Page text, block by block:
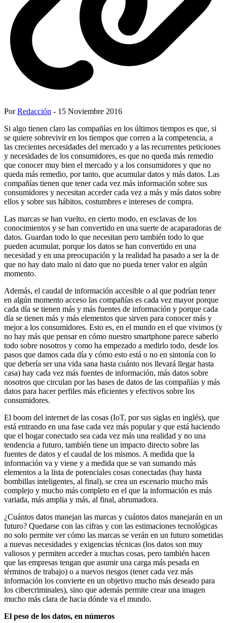
PorRedacción - 15 Noviembre 2016
Si algo tienen claro las compañías en los últimos tiempos es que, si
se quiere sobrevivir en los tiempos que corren a la competencia, a
las crecientes necesidades del mercado y a las recurrentes peticiones
y necesidades de los consumidores, es que no queda más remedio
que conocer muy bien el mercado y a los consumidores y que no
queda más remedio, por tanto, que acumular datos y más datos. Las
compañías tienen que tener cada vez más información sobre sus
consumidores y necesitan acceder cada vez a más y más datos sobre
ellos y sobre sus hábitos, costumbres e intereses de compra.
Las marcas se han vuelto, en cierto modo, en esclavas de los
conocimientos y se han convertido en una suerte de acaparadoras de
datos. Guardan todo lo que necesitan pero también todo lo que
pueden acumular, porque los datos se han convertido en una
necesidad y en una preocupación y la realidad ha pasado a ser la de
que no hay dato malo ni dato que no pueda tener valor en algún
momento.
Además, el caudal de información accesible o al que podrían tener
en algún momento acceso las compañías es cada vez mayor porque
cada día se tienen más y más fuentes de información y porque cada
día se tienen más y más elementos que sirven para conocer más y
mejor a los consumidores. Esto es, en el mundo en el que vivimos (y
no hay más que pensar en cómo nuestro smartphone parece saberlo
todo sobre nosotros y como ha empezado a medirlo todo, desde los
pasos que damos cada día y cómo esto está o no en sintonía con lo
que debería ser una vida sana hasta cuánto nos llevará llegar hasta
casa) hay cada vez más fuentes de información, más datos sobre
nosotros que circulan por las bases de datos de las compañías y más
datos para hacer perfiles más eficientes y efectivos sobre los
consumidores.
El boom del internet de las cosas (IoT, por sus siglas en inglés), que
está entrando en una fase cada vez más popular y que está haciendo
que el hogar conectado sea cada vez más una realidad y no una
tendencia a futuro, también tiene un impacto directo sobre las
fuentes de datos y el caudal de los mismos. A medida que la
información va y viene y a medida que se van sumando más
elementos a la lista de potenciales cosas conectadas (hay hasta
bombillas inteligentes, al final), se crea un escenario mucho más
complejo y mucho más completo en el que la información es más
variada, más amplia y más, al final, abrumadora.
¿Cuántos datos manejan las marcas y cuántos datos manejarán en un
futuro? Quedarse con las cifras y con las estimaciones tecnológicas
no solo permite ver cómo las marcas se verán en un futuro sometidas
a nuevas necesidades y exigencias técnicas (los datos son muy
valiosos y permiten acceder a muchas cosas, pero también hacen
que las empresas tengan que asumir una carga más pesada en
términos de trabajo) o a nuevos riesgos (tener cada vez más
información los convierte en un objetivo mucho más deseado para
los cibercriminales), sino que además permite crear una imagen
mucho más clara de hacia dónde va el mundo.
El peso de los datos, en números